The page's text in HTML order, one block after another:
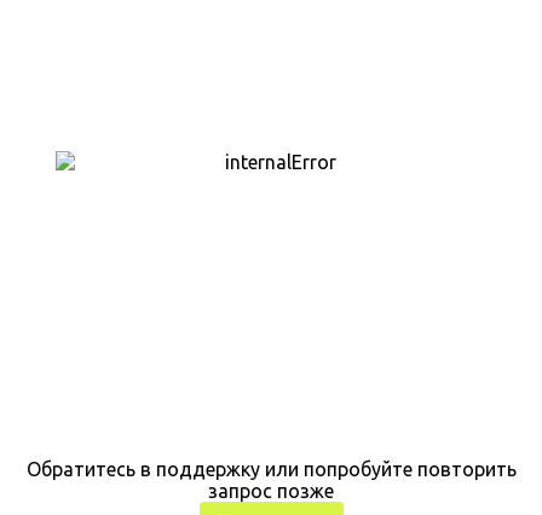
Обратитесь в поддержку или попробуйте повторить
запрос позже